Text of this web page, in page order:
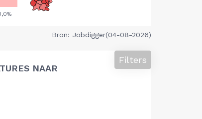
Bron: Jobdigger(04-08-2026)
NAAR
Filters